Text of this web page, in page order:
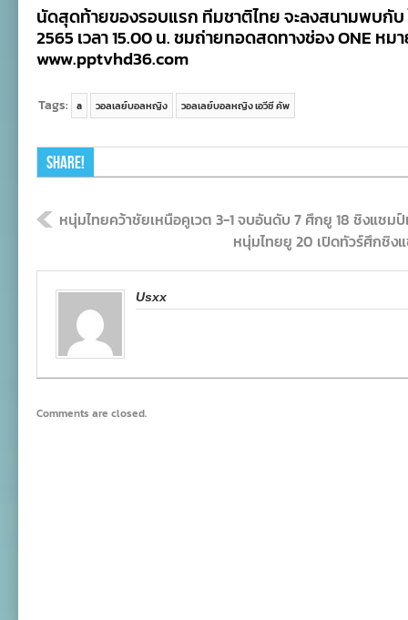
นัดสุดท้ายของรอบแรก ทีมชาติไทย จะลงสนามพบกับ
2565 เวลา 15.00 น. ชมถ่ายทอดสดทางช่อง ONE หมา
www.pptvhd36.com
Tags: a วอลเลย์บอลหญิง วอลเลย์บอลหญิง เอวีซี คัพ
Share!
หนุ่มไทยคว้าชัยเหนือคูเวต 3-1 จบอันดับ 7 ศึกยู​ 18 ชิงแชมป์
หนุ่มไทยยู 20 เปิดทัวร์ศึกชิง
Usxx
Comments are closed.